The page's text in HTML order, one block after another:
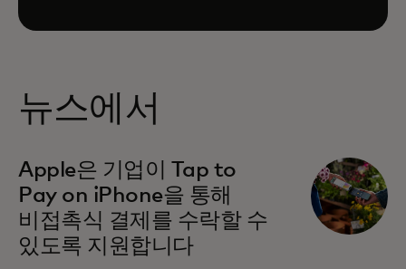
뉴스에서
Apple은 기업이 Tap to
Pay on iPhone을 통해
비접촉식 결제를 수락할 수
있도록 지원합니다
새 탭에서 열림